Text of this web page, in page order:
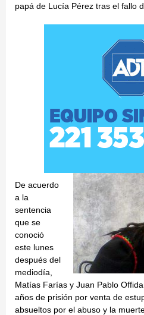
papá de Lucía Pérez tras el fallo
De acuerdo
a la
sentencia
que se
conoció
este lunes
después del
mediodía,
Matías Farías y Juan Pablo
años de prisión por venta de
absueltos por el abuso y la